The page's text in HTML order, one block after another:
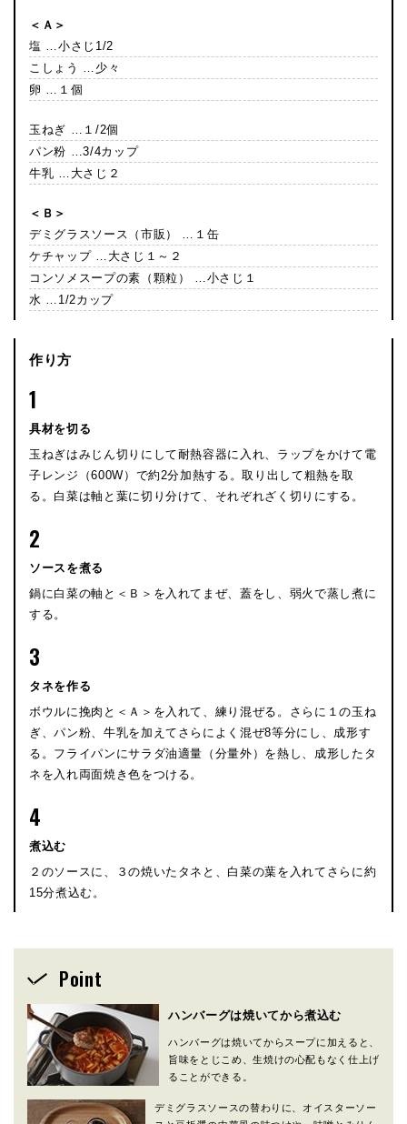
＜Ａ＞
塩 …小さじ1/2
こしょう …少々
卵 …１個
玉ねぎ …１/2個
パン粉 …3/4カップ
牛乳 …大さじ２
＜Ｂ＞
デミグラスソース（市販） …１缶
ケチャップ …大さじ１～２
コンソメスープの素（顆粒） …小さじ１
水 …1/2カップ
作り方
1
具材を切る
玉ねぎはみじん切りにして耐熱容器に入れ、ラップをかけて電
子レンジ（600W）で約2分加熱する。取り出して粗熱を取
る。白菜は軸と葉に切り分けて、それぞれざく切りにする。
2
ソースを煮る
鍋に白菜の軸と＜Ｂ＞を入れてまぜ、蓋をし、弱火で蒸し煮に
する。
3
タネを作る
ボウルに挽肉と＜Ａ＞を入れて、練り混ぜる。さらに１の玉ね
ぎ、パン粉、牛乳を加えてさらによく混ぜ8等分にし、成形す
る。フライパンにサラダ油適量（分量外）を熱し、成形したタ
ネを入れ両面焼き色をつける。
4
煮込む
２のソースに、３の焼いたタネと、白菜の葉を入れてさらに約
15分煮込む。
Point
ハンバーグは焼いてから煮込む
ハンバーグは焼いてからスープに加えると、
旨味をとじこめ、生焼けの心配もなく仕上げ
ることができる。
デミグラスソースの替わりに、オイスターソー